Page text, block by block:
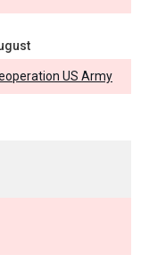
US Army